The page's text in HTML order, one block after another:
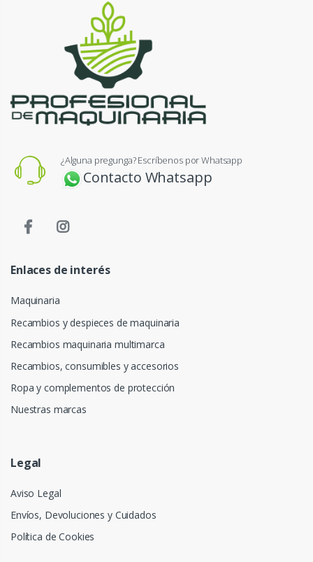
¿Alguna pregunga? Escríbenos por Whatsapp
Contacto Whatsapp
Enlaces de interés
Maquinaria
Recambios y despieces de maquinaria
Recambios maquinaria multimarca
Recambios, consumibles y accesorios
Ropa y complementos de protección
Nuestras marcas
Legal
Aviso Legal
Envíos, Devoluciones y Cuidados
Política de Cookies